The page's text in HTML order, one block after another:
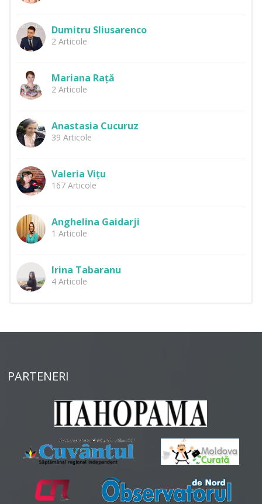
Dumitru Sliusarenco
2 Articole
Mariana Rață
2 Articole
Anastasia Cucuruz
39 Articole
Valeria Vițu
167 Articole
Anghelina Gaidarji
1 Articole
Irina Tabaranu
4 Articole
PARTENERI